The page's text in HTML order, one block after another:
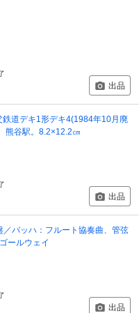
出品
鉄道デキ1形デキ4(1984年10月廃
熊谷駅。8.2×12.2㎝
出品
／バッハ：フルート協奏曲、管弦
ールウェイ
出品